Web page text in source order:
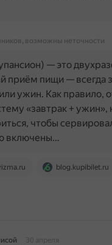
возможны неточности
blog.kupibilet.ru
— это
приём пищи — всегда
ужин. Как правило,
«завтрак + ужин»,
чтобы
включены…
30 апреля